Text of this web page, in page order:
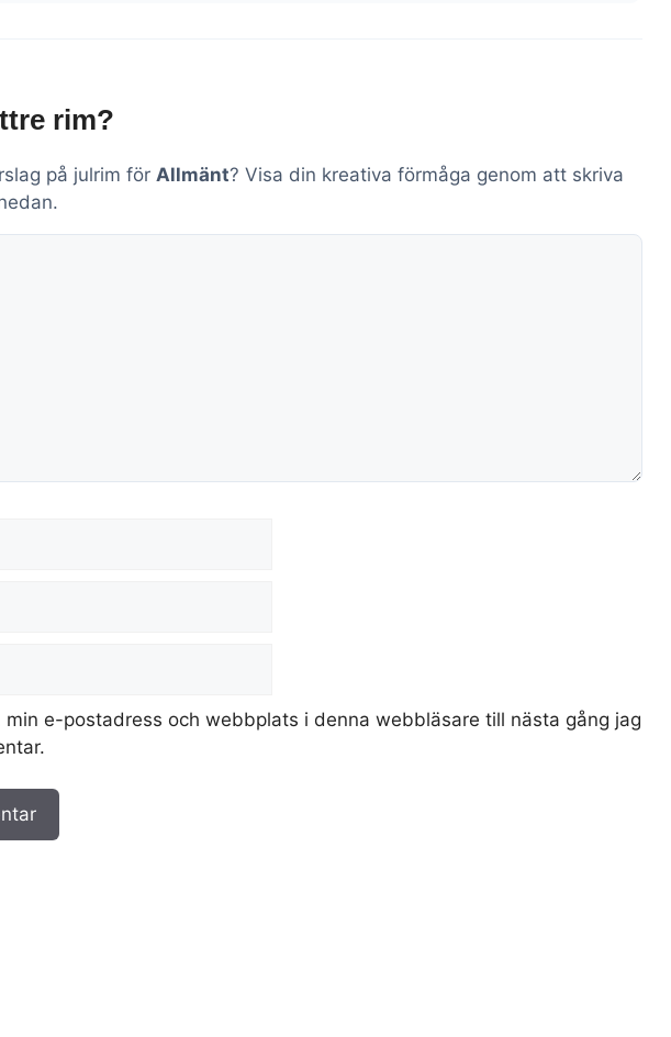
rim?
på julrim för Allmänt? Visa din kreativa förmåga genom att skriva
min e-postadress och webbplats i denna webbläsare till nästa gång jag